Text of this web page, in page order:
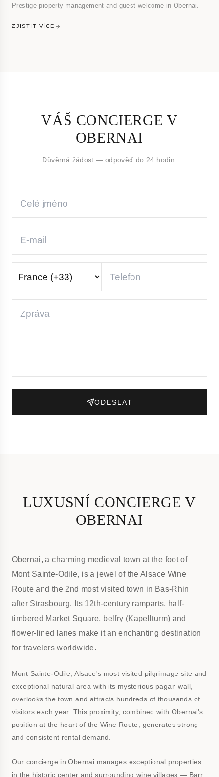
Prestige property management and guest welcome in Obernai.
ZJISTIT VÍCE
VÁŠ CONCIERGE V
OBERNAI
Důvěrná žádost — odpověď do 24 hodin.
ODESLAT
LUXUSNÍ CONCIERGE V
OBERNAI
Obernai, a charming medieval town at the foot of
Mont Sainte-Odile, is a jewel of the Alsace Wine
Route and the 2nd most visited town in Bas-Rhin
after Strasbourg. Its 12th-century ramparts, half-
timbered Market Square, belfry (Kapellturm) and
flower-lined lanes make it an enchanting destination
for travelers worldwide.
Mont Sainte-Odile, Alsace's most visited pilgrimage site and
exceptional natural area with its mysterious pagan wall,
overlooks the town and attracts hundreds of thousands of
visitors each year. This proximity, combined with Obernai's
position at the heart of the Wine Route, generates strong
and consistent rental demand.
Our concierge in Obernai manages exceptional properties
in the historic center and surrounding wine villages — Barr,